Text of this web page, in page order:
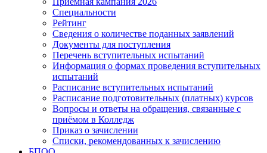
Специальности
Рейтинг
Сведения о количестве поданных заявлений
Документы для поступления
Перечень вступительных испытаний
Информация о формах проведения вступительных
испытаний
Расписание вступительных испытаний
Расписание подготовительных (платных) курсов
Вопросы и ответы на обращения, связанные с
приёмом в Колледж
Приказ о зачислении
Списки, рекомендованных к зачислению